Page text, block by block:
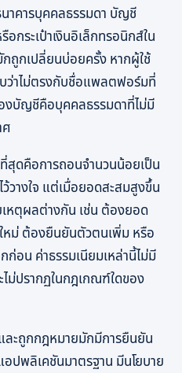
คารบุคคลธรรมดา บัญชี
กระเป๋าเงินอิเล็กทรอนิกส์ใน
ถูกเปลี่ยนบ่อยครั้ง หากผู้ใช้
ว่าไม่ตรงกับชื่อแพลตฟอร์มที่
งบัญชีคือบุคคลธรรมดาที่ไม่มี
ดคือการถอนจำนวนน้อยเป็น
ว้วางใจ แต่เมื่อยอดสะสมสูงขึ้น
เหตุผลต่างกัน เช่น ต้องยอด
หม่ ต้องยืนยันตัวตนเพิ่ม หรือ
อน ค่าธรรมเนียมเหล่านี้ไม่มี
ไม่ปรากฏในกฎเกณฑ์ใดของ
ละถูกกฎหมายมักมีการยืนยัน
ปพลิเคชันมาตรฐาน มีนโยบาย